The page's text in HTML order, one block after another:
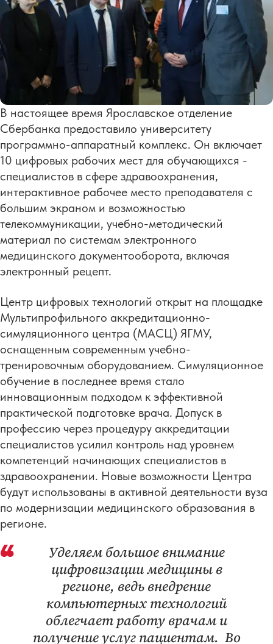
В настоящее время Ярославское отделение
Сбербанка предоставило университету
программно-аппаратный комплекс. Он включает
10 цифровых рабочих мест для обучающихся -
специалистов в сфере здравоохранения,
интерактивное рабочее место преподавателя с
большим экраном и возможностью
телекоммуникации, учебно-методический
материал по системам электронного
медицинского документооборота, включая
электронный рецепт.
Центр цифровых технологий открыт на площадке
Мультипрофильного аккредитационно-
симуляционного центра (МАСЦ) ЯГМУ,
оснащенным современным учебно-
тренировочным оборудованием. Симуляционное
обучение в последнее время стало
инновационным подходом к эффективной
практической подготовке врача. Допуск в
профессию через процедуру аккредитации
специалистов усилил контроль над уровнем
компетенций начинающих специалистов в
здравоохранении. Новые возможности Центра
будут использованы в активной деятельности вуза
по модернизации медицинского образования в
регионе.
Уделяем большое внимание
цифровизации медицины в
регионе, ведь внедрение
компьютерных технологий
облегчает работу врачам и
получение услуг пациентам. Во